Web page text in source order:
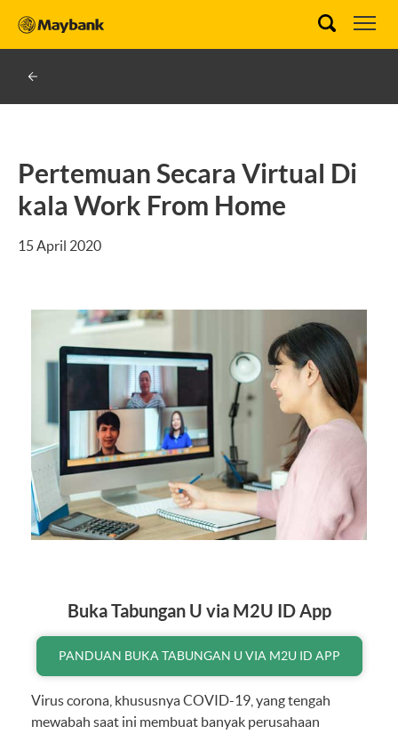
Pertemuan Secara Virtual Di
kala Work From Home
15 April 2020
Buka Tabungan U via M2U ID App
PANDUAN BUKA TABUNGAN U VIA M2U ID APP
Virus corona, khususnya COVID-19, yang tengah
mewabah saat ini membuat banyak perusahaan